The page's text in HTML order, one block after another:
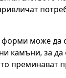
форми може да
камъни, за да
преминават